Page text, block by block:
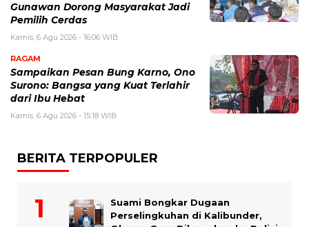
Gunawan Dorong Masyarakat Jadi
Pemilih Cerdas
Kamis, 6 Agu 2026 - 16:06 WIB
RAGAM
Sampaikan Pesan Bung Karno, Ono
Surono: Bangsa yang Kuat Terlahir
dari Ibu Hebat
Kamis, 6 Agu 2026 - 15:18 WIB
BERITA TERPOPULER
Suami Bongkar Dugaan
Perselingkuhan di Kalibunder,